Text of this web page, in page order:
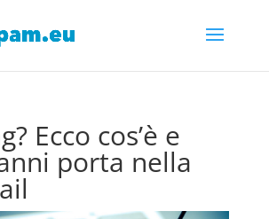
Ecco cos’è e
porta nella